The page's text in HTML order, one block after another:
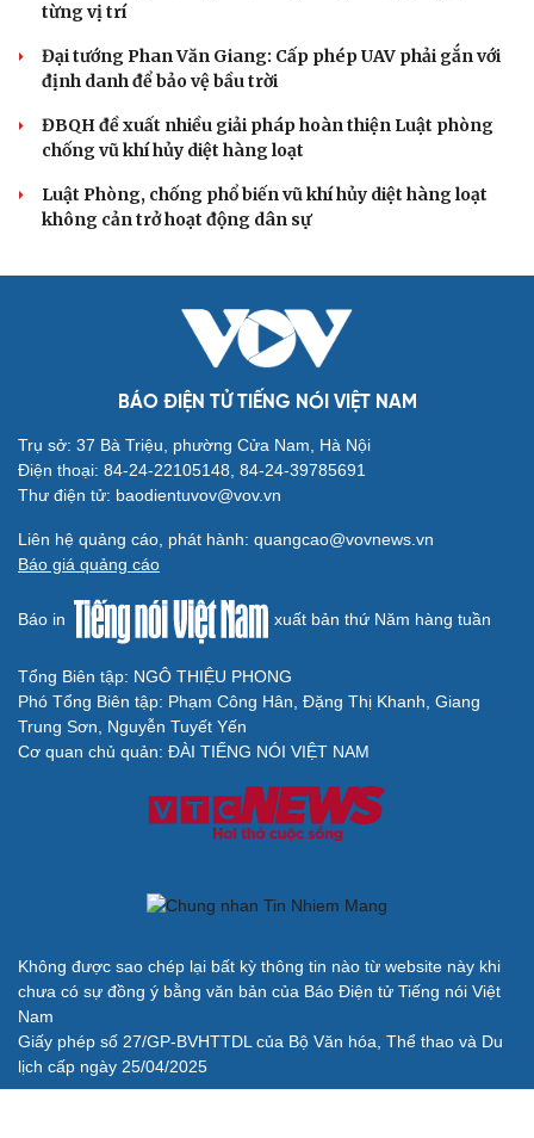
từng vị trí
Đại tướng Phan Văn Giang: Cấp phép UAV phải gắn với
định danh để bảo vệ bầu trời
ĐBQH đề xuất nhiều giải pháp hoàn thiện Luật phòng
chống vũ khí hủy diệt hàng loạt
Luật Phòng, chống phổ biến vũ khí hủy diệt hàng loạt
không cản trở hoạt động dân sự
BÁO ĐIỆN TỬ TIẾNG NÓI VIỆT NAM
Trụ sở: 37 Bà Triệu, phường Cửa Nam, Hà Nội
Điện thoại: 84-24-22105148, 84-24-39785691
Thư điện tử: baodientuvov@vov.vn
Liên hệ quảng cáo, phát hành: quangcao@vovnews.vn
Báo giá quảng cáo
Báo in xuất bản thứ Năm hàng tuần
Tổng Biên tập: NGÔ THIỆU PHONG
Phó Tổng Biên tập: Phạm Công Hân, Đặng Thị Khanh, Giang
Trung Sơn, Nguyễn Tuyết Yến
Cơ quan chủ quản: ĐÀI TIẾNG NÓI VIỆT NAM
Không được sao chép lại bất kỳ thông tin nào từ website này khi
chưa có sự đồng ý bằng văn bản của Báo Điện tử Tiếng nói Việt
Nam
Giấy phép số 27/GP-BVHTTDL của Bộ Văn hóa, Thể thao và Du
lịch cấp ngày 25/04/2025